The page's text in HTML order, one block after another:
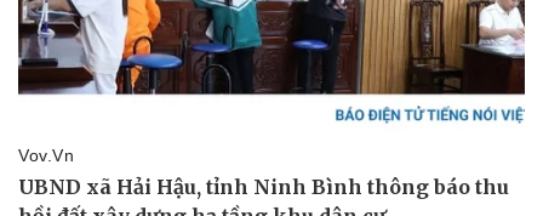
Kinh tế
Thị trường
Giá vàng
Chứng khoán
Giá cà phê